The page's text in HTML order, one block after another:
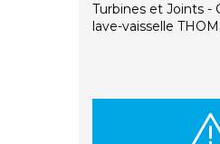
Turbines et Joints -
lave-vaisselle